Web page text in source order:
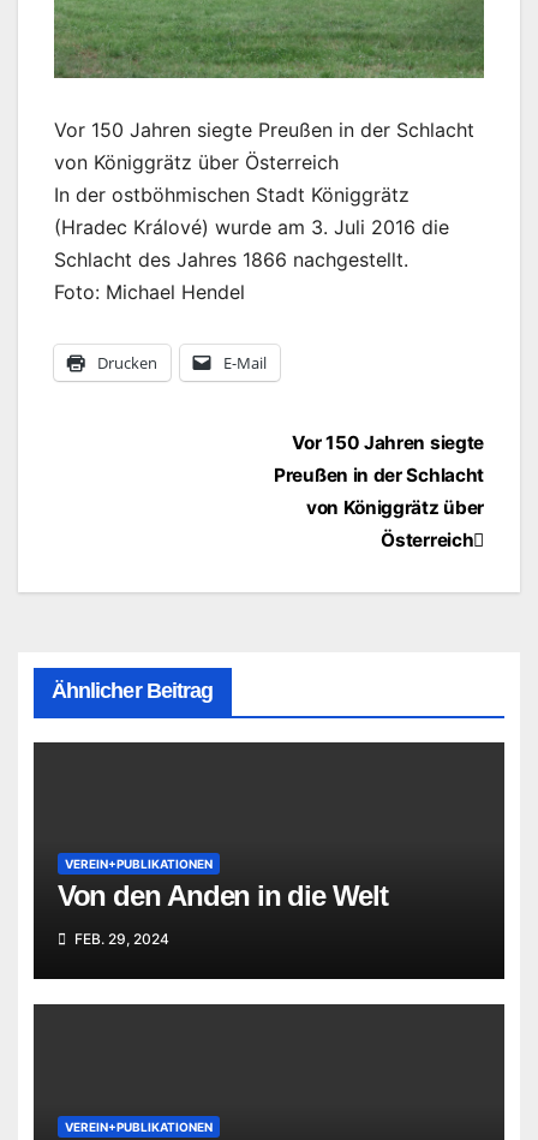
Vor 150 Jahren siegte Preußen in der Schlacht
von Königgrätz über Österreich
In der ostböhmischen Stadt Königgrätz
(Hradec Králové) wurde am 3. Juli 2016 die
Schlacht des Jahres 1866 nachgestellt.
Foto: Michael Hendel
Drucken E-Mail
BeitragsnavigationVor 150 Jahren siegte
Preußen in der Schlacht
von Königgrätz über
Österreich
Ähnlicher Beitrag
VEREIN+PUBLIKATIONEN
Von den Anden in die Welt
FEB. 29, 2024
VEREIN+PUBLIKATIONEN